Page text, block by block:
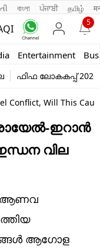
বাংলা ਪੰਜਾਬੀ தமிழ்
5
Entertainment
ഫിഫ ലോകകപ്പ് 2026
Conflict, Will This
ഇറാൻ
വില
ആണവ
ആഗോള